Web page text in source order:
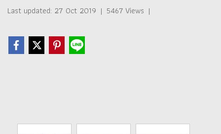
Last updated: 27 Oct 2019 | 5467 Views |